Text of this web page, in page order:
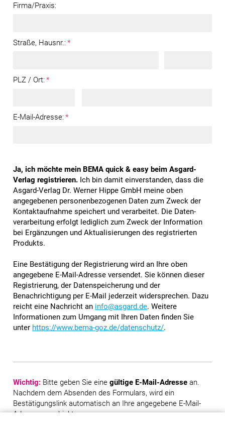
Firma/Praxis:
Straße, Hausnr.: *
PLZ / Ort: *
E-Mail-Adresse: *
Ja, ich möchte mein BEMA quick & easy beim Asgard-
Verlag registrieren. Ich bin damit einverstanden, dass die
Asgard-Verlag Dr. Werner Hippe GmbH meine oben
angegebenen personen­be­zogenen Daten zum Zweck der
Kontakt­aufnahme speichert und verarbeitet. Die Daten­
verarbeitung erfolgt lediglich zum Zweck der Information
bei Ergänzungen und Aktualisierungen des registrierten
Produkts.
Eine Bestätigung der Registrierung wird an Ihre oben
angegebene E-Mail-Adresse versendet. Sie können dieser
Registrierung, der Daten­speicherung und der
Benachrichtigung per E-Mail jederzeit wider­sprechen. Dazu
reicht eine Nachricht an info@asgard.de. Weitere
Informationen zum Umgang mit Ihren Daten finden Sie
unter https://www.bema-goz.de/datenschutz/.
Wichtig: Bitte geben Sie einegültige E-Mail-Adresse an.
Nachdem dem Absenden des Formulars, wird ein
Bestätigungslink automatisch an Ihre angegebene E-Mail-
Adresse geschickt.